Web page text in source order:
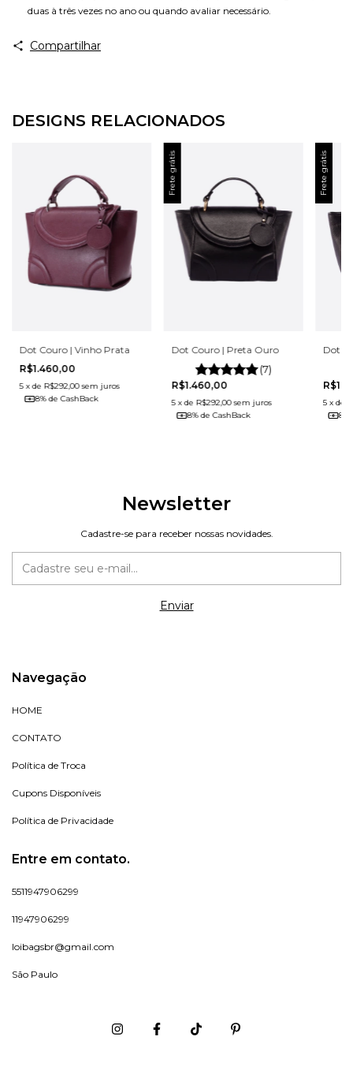
duas à três vezes no ano ou quando avaliar necessário.
Compartilhar
DESIGNS RELACIONADOS
Dot Couro | Vinho Prata
R$1.460,00
5 xde R$292,00 sem juros
8% de CashBack
Frete grátis
Dot Couro | Preta Ouro
(7)
R$1.460,00
5 xde R$292,00 sem juros
8% de CashBack
Frete grátis
Dot
5 x de
8%
Newsletter
Cadastre-se para receber nossas novidades.
Navegação
HOME
CONTATO
Política de Troca
Cupons Disponíveis
Política de Privacidade
Entre em contato.
5511947906299
11947906299
loibagsbr@gmail.com
São Paulo